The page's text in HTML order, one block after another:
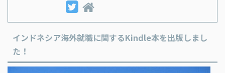
インドネシア海外就職に関するKindle本を出版しまし
た！